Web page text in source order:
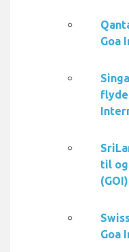
Goa
til
(GOI)
Goa